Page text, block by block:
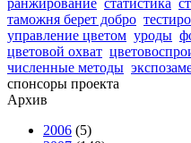
ранжирование статистика
таможня берет добро
управление цветом уроды
цветовой охват
численные методы
спонсоры проекта
Архив
2006 (5)